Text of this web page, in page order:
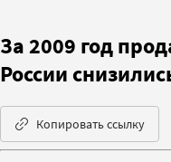
За 2009 год
России
Копировать ссылку